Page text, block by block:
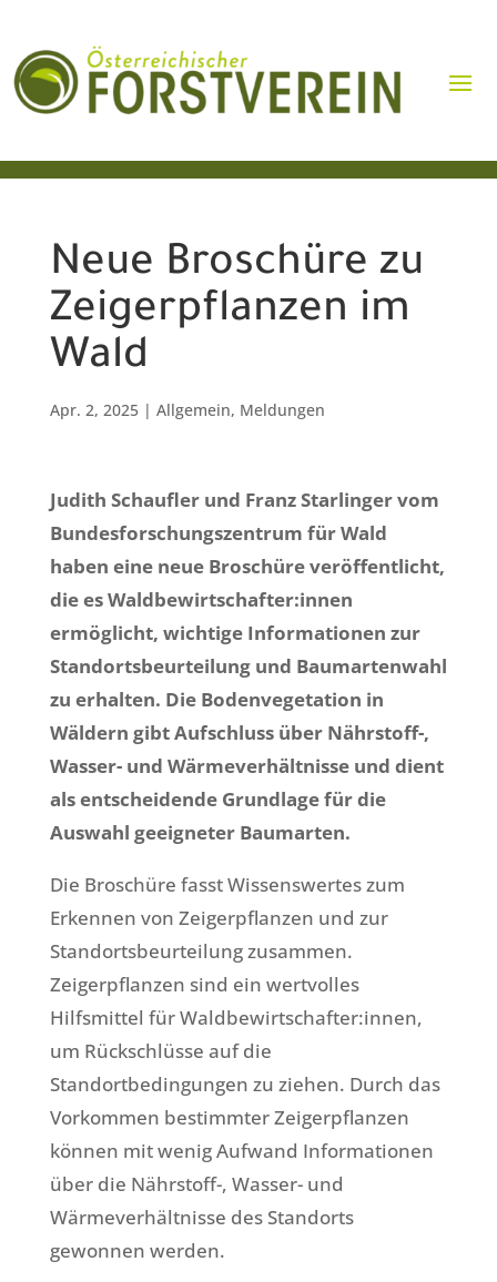
Neue Broschüre zu
Zeigerpflanzen im
Wald
Apr. 2, 2025| Allgemein, Meldungen
Judith Schaufler und Franz Starlinger vom
Bundesforschungszentrum für Wald
haben eine neue Broschüre veröffentlicht,
die es Waldbewirtschafter:innen
ermöglicht, wichtige Informationen zur
Standortsbeurteilung und Baumartenwahl
zu erhalten. Die Bodenvegetation in
Wäldern gibt Aufschluss über Nährstoff-,
Wasser- und Wärmeverhältnisse und dient
als entscheidende Grundlage für die
Auswahl geeigneter Baumarten.
Die Broschüre fasst Wissenswertes zum
Erkennen von Zeigerpflanzen und zur
Standortsbeurteilung zusammen.
Zeigerpflanzen sind ein wertvolles
Hilfsmittel für Waldbewirtschafter:innen,
um Rückschlüsse auf die
Standortbedingungen zu ziehen. Durch das
Vorkommen bestimmter Zeigerpflanzen
können mit wenig Aufwand Informationen
über die Nährstoff-, Wasser- und
Wärmeverhältnisse des Standorts
gewonnen werden.